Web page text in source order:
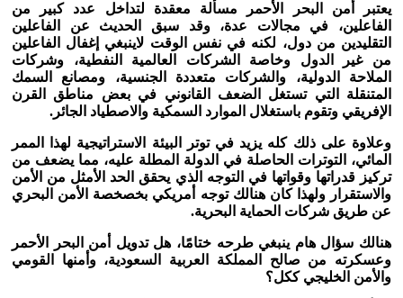
يعتبر أمن البحر الأحمر مسألة معقدة لتداخل عدد كبير من
الفاعلين، في مجالات عدة، وقد سبق الحديث عن الفاعلين
التقليدين من دول، لكنه في نفس الوقت لاينبغي إغفال الفاعلين
من غير الدول وخاصة الشركات العالمية النفطية، وشركات
الملاحة الدولية، والشركات متعددة الجنسية، ومصانع السمك
المتنقلة التي تستغل الضعف القانوني في بعض مناطق القرن
الإفريقي وتقوم باستغلال الموارد السمكية والاصطياد الجائر.
وعلاوة على ذلك كله يزيد في توتر البيئة الاستراتيجية لهذا الممر
المائي، التوترات الحاصلة في الدولة المطلة عليه، مما يضعف من
تركيز قدراتها وقواتها في التوجه الذي يحقق الحد الأمثل من الأمن
والاستقرار ولهذا كان هنالك توجه أمريكي بخصخصة الأمن البحري
عن طريق شركات الحماية البحرية.
هنالك سؤال هام ينبغي طرحه ختامًا، هل تدويل أمن البحر الأحمر
وعسكرته من صالح المملكة العربية السعودية، وأمنها القومي
والأمن الخليجي ككل؟